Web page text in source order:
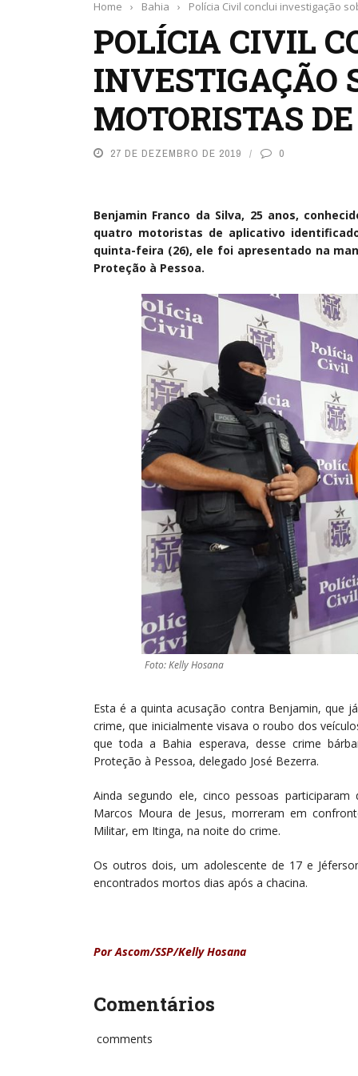
Home › Bahia › Polícia Civil conclui investigação
POLÍCIA CIVIL
INVESTIGAÇÃO
MOTORISTAS
27 DE DEZEMBRO DE 2019 0
Benjamin Franco da Silva, 25 anos,
quatro motoristas de aplicativo
quinta-feira (26), ele foi apresentado na
Proteção à Pessoa.
Foto: Kelly Hosana
Esta é a quinta acusação contra Benjamin, que
crime, que inicialmente visava o roubo dos
que toda a Bahia esperava, desse crime
Proteção à Pessoa, delegado José Bezerra.
Ainda segundo ele, cinco pessoas
Marcos Moura de Jesus, morreram em
Militar, em Itinga, na noite do crime.
Os outros dois, um adolescente de 17 e
encontrados mortos dias após a chacina.
Por Ascom/SSP/Kelly Hosana
Comentários
comments